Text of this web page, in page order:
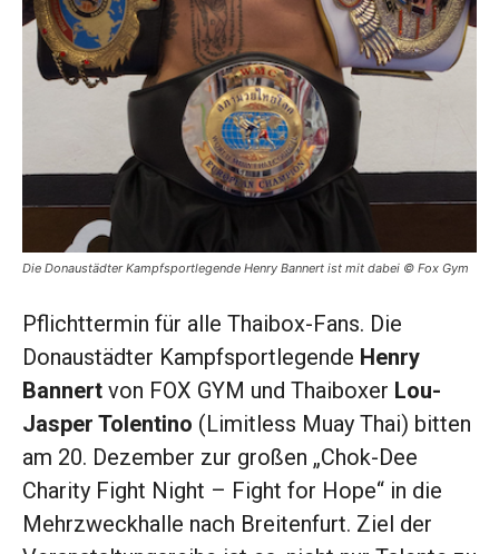
Die Donaustädter Kampfsportlegende Henry Bannert ist mit dabei © Fox Gym
Pflichttermin für alle Thaibox-Fans. Die
Donaustädter Kampfsportlegende Henry
Bannert von FOX GYM und Thaiboxer Lou-
Jasper Tolentino (Limitless Muay Thai) bitten
am 20. Dezember zur großen „Chok-Dee
Charity Fight Night – Fight for Hope“ in die
Mehrzweckhalle nach Breitenfurt. Ziel der